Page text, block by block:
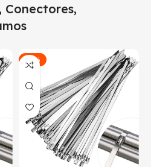
Conectores,
-84%